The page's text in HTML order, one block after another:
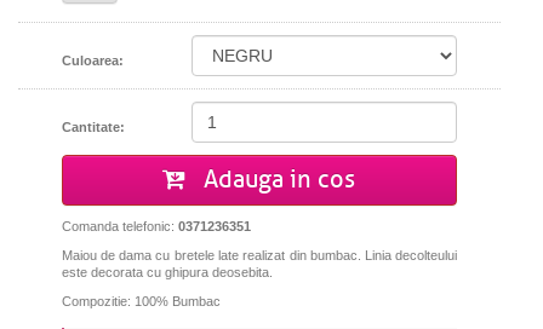
Culoarea:
Cantitate:
Adauga in cos
Comanda telefonic: 0371236351
Maiou de dama cu bretele late realizat din bumbac. Linia decolteului
este decorata cu ghipura deosebita.
Compozitie: 100% Bumbac